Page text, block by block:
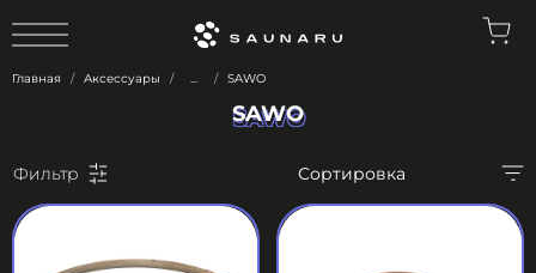
Главная Аксессуары ... SAWO
SAWO
SAWO
Фильтр